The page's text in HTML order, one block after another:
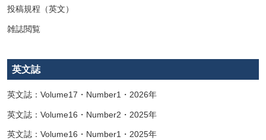
投稿規程（英文）
雑誌閲覧
英文誌
英文誌：Volume17・Number1・2026年
英文誌：Volume16・Number2・2025年
英文誌：Volume16・Number1・2025年